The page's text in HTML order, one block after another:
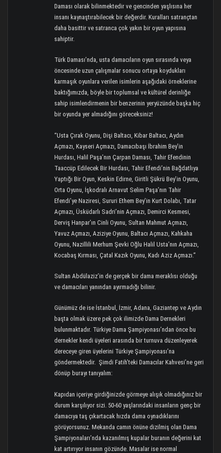
Daması olarak bilinmektedir ve gencinden yaşlısına her
insanı kaynaştırabilecek bir değerdir. Kuralları satrançtan
daha basittir ve satranca çok yakın bir oyun yapısına
sahiptir.
Türk Daması’nda, usta damacıların oyun sırasında veya
öncesinde uzun çalışmalar sonucu ortaya koydukları
karmaşık oyunlara verilen isimlerin aşağıdaki örneklerine
baktığımızda, böyle bir toplumsal ve kültürel derinliğe
sahip isimlendirmenin bir benzerinin yeryüzünde başka hiç
bir oyunda yer almadığını göreceksiniz!
“Usta Çırak Oyunu, Dişi Baltacı, Kibar Baltacı, Aydın
Açmazı, Kayseri Açmazı, Damacıbaşı İbrahim Bey’in
Hurdası, Halil Paşa’nın Çarpan Daması, Tahir Efendinin
Taaccüp Edilecek Bir Hurdası, Tahir Efendi’nin Bağdatlıya
Yaptığı Bir Oyun, Keskin Edirne, Giritli Şükrü Bey’in Oyunu,
Orta Oyunu, İşkodralı Arnavut Selim Paşa’nın Tahir
Efendi’ye Naziresi, Sururi Ethem Bey’in Kurt Dolabı, Tatar
Açmazı, Üsküdarlı Sadri’nin Açmazı, Demirci Kesmesi,
Derviş Hanpar’ın Cinli Oyunu, Sultan Mahmut Açmazı,
Yavuz Açmazı, Aziziye Oyunu, Baltacı Açmazı, Kahkaha
Oyunu, Nazillili Merhum Şevki Oğlu Halil Usta’nın Açmazı,
Kocabaş Kırması, Çatal Kazık Oyunu, Kadı Aziz Açmazı.”
Sultan Abdülaziz’in de gerçek bir dama meraklısı olduğu
ve damacıları yanından ayırmadığı bilinir.
Günümüz de ise İstanbul, İzmir, Adana, Gaziantep ve Aydın
başta olmak üzere pek çok ilimizde Dama Dernekleri
bulunmaktadır. Türkiye Dama Şampiyonası’ndan önce bu
dernekler kendi üyeleri arasında bir turnuva düzenleyerek
dereceye giren üyelerini Türkiye Şampiyonası’na
göndermektedir. Şimdi Fatih’teki Damacılar Kahvesi’ne geri
dönüp burayı tanıyalım:
Kapıdan içeriye girdiğinizde görmeye alışık olmadığınız bir
durum karşılıyor sizi. 50-60 yaşlarındaki insanların genç bir
damacıya taş çıkartacak hızda dama oynadıklarını
görüyorsunuz. Mekanda camın önüne dizilmiş olan Dama
Şampiyonaları’nda kazanılmış kupalar buranın değerini kat
kat artırıyor insanın gözünde. Masalar ise normal